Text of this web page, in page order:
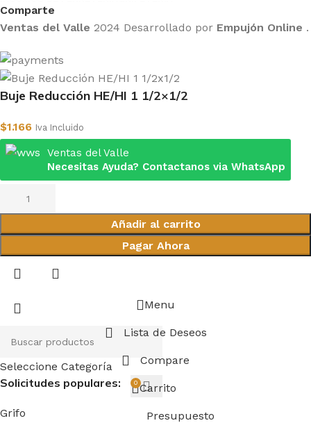
Comparte
Ventas del Valle 2024 Desarrollado por Empujón Online .
Buje Reducción HE/HI 1 1/2×1/2
$1.166 Iva Incluido
Ventas del Valle
Necesitas Ayuda? Contactanos via WhatsApp
Añadir al carrito
Pagar Ahora
Seleccione Categoría
Solicitudes populares:
Grifo
Menu
Lista de Deseos
Compare
0 Carrito
Presupuesto